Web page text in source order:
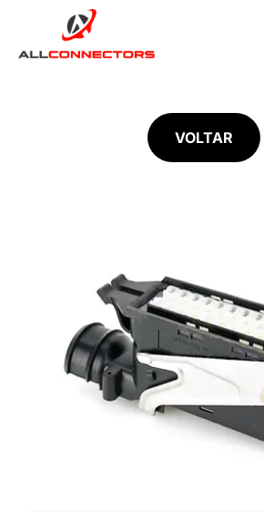
VOLTAR